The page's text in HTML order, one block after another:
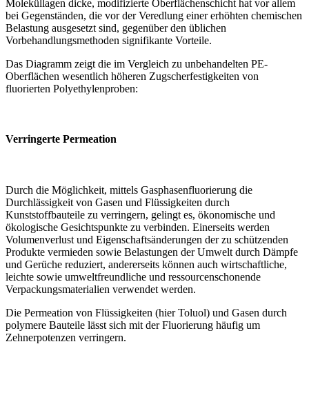
Moleküllagen dicke, modifizierte Oberflächenschicht hat vor allem
bei Gegenständen, die vor der Veredlung einer erhöhten chemischen
Belastung ausgesetzt sind, gegenüber den üblichen
Vorbehandlungsmethoden signifikante Vorteile.
Das Diagramm zeigt die im Vergleich zu unbehandelten PE-
Oberflächen wesentlich höheren Zugscherfestigkeiten von
fluorierten Polyethylenproben:
Verringerte Permeation
Durch die Möglichkeit, mittels Gasphasenfluorierung die
Durchlässigkeit von Gasen und Flüssigkeiten durch
Kunststoffbauteile zu verringern, gelingt es, ökonomische und
ökologische Gesichtspunkte zu verbinden. Einerseits werden
Volumenverlust und Eigenschaftsänderungen der zu schützenden
Produkte vermieden sowie Belastungen der Umwelt durch Dämpfe
und Gerüche reduziert, andererseits können auch wirtschaftliche,
leichte sowie umweltfreundliche und ressourcenschonende
Verpackungsmaterialien verwendet werden.
Die Permeation von Flüssigkeiten (hier Toluol) und Gasen durch
polymere Bauteile lässt sich mit der Fluorierung häufig um
Zehnerpotenzen verringern.